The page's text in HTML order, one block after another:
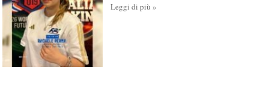
Leggi di più »